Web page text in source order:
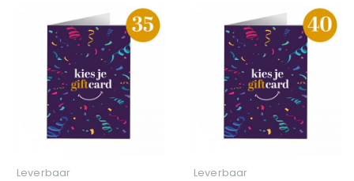
Leverbaar Leverbaar